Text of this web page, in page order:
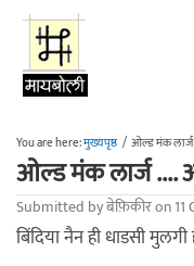
Skip to main content
You are here:मुख्यपृष्ठ / ओल्ड मंक लार्ज
ओल्ड मंक लार्ज ....
Submitted byबेफ़िकीरon 11
बिंदिया नैन ही धाडसी मुलगी